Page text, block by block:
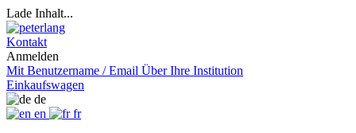
Lade Inhalt...
Kontakt
Anmelden
Mit Benutzername / Email Über Ihre Institution
Einkaufswagen
de
en
fr